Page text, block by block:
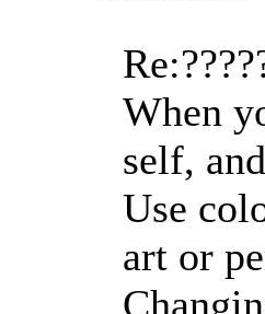
When
self,
Use
art or